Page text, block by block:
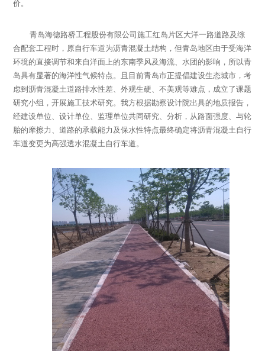
价。
青岛海德路桥工程股份有限公司施工红岛片区大洋一路道路及综
合配套工程时，原自行车道为沥青混凝土结构，但青岛地区由于受海洋
环境的直接调节和来自洋面上的东南季风及海流、水团的影响，所以青
岛具有显著的海洋性气候特点。且目前青岛市正提倡建设生态城市，考
虑到沥青混凝土道路排水性差、外观生硬、不美观等难点，成立了课题
研究小组，开展施工技术研究。我方根据勘察设计院出具的地质报告，
经建设单位、设计单位、监理单位共同研究、分析，从路面强度、与轮
胎的摩擦力、道路的承载能力及保水性特点最终确定将沥青混凝土自行
车道变更为高强透水混凝土自行车道。